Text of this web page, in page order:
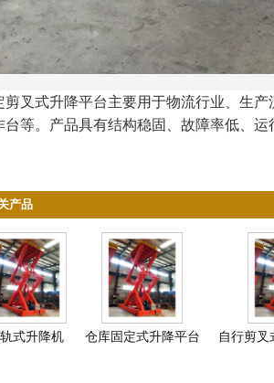
剪叉式升降平台主要用于物流行业、生
台等。产品具有结构稳固、故障率低、
产品
式升降机 仓库固定式升降平台 自行剪叉